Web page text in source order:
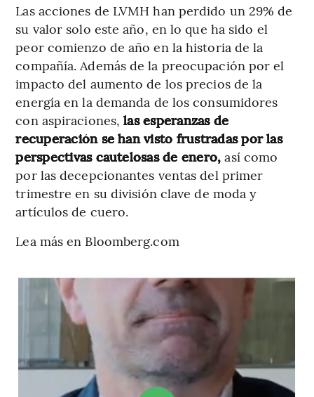
Las acciones de LVMH han perdido un 29% de
su valor solo este año, en lo que ha sido el
peor comienzo de año en la historia de la
compañía. Además de la preocupación por el
impacto del aumento de los precios de la
energía en la demanda de los consumidores
con aspiraciones,las esperanzas de
recuperación se han visto frustradas por las
perspectivas cautelosas de enero, así como
por las decepcionantes ventas del primer
trimestre en su división clave de moda y
artículos de cuero.
Lea más en Bloomberg.com